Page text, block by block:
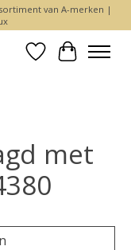
van A-merken |
Verlanglijst
met